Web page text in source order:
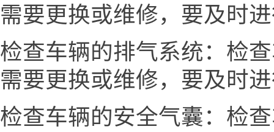
需要更换或维修，要及时
检查车辆的排气系统：检
需要更换或维修，要及时
检查车辆的安全气囊：检